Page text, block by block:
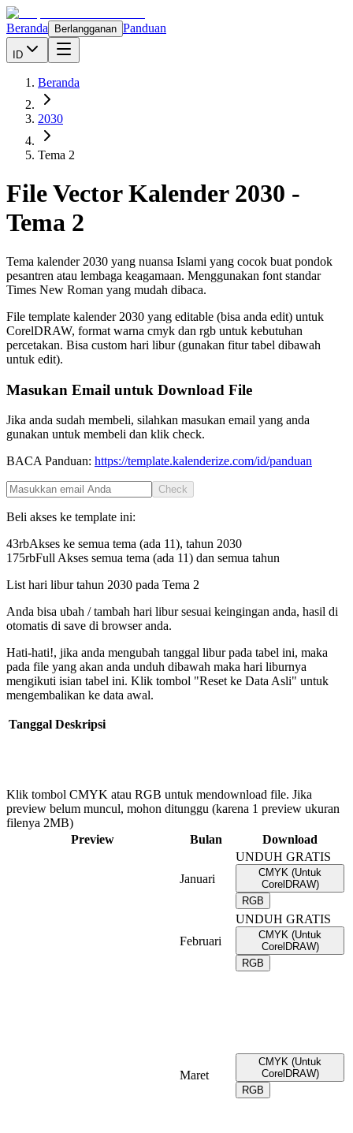
Beranda Berlangganan Panduan
ID
Beranda
2030
Tema 2
File Vector Kalender 2030 -
Tema 2
Tema kalender 2030 yang nuansa Islami yang cocok buat pondok
pesantren atau lembaga keagamaan. Menggunakan font standar
Times New Roman yang mudah dibaca.
File template kalender 2030 yang editable (bisa anda edit) untuk
CorelDRAW, format warna cmyk dan rgb untuk kebutuhan
percetakan. Bisa custom hari libur (gunakan fitur tabel dibawah
untuk edit).
Masukan Email untuk Download File
Jika anda sudah membeli, silahkan masukan email yang anda
gunakan untuk membeli dan klik check.
BACA Panduan: https://template.kalenderize.com/id/panduan
Check
Beli akses ke template ini:
43rbAkses ke semua tema (ada 11), tahun 2030
175rbFull Akses semua tema (ada 11) dan semua tahun
List hari libur tahun 2030 pada Tema 2
Anda bisa ubah / tambah hari libur sesuai keingingan anda, hasil di
otomatis di save di browser anda.
Hati-hati!, jika anda mengubah tanggal libur pada tabel ini, maka
pada file yang akan anda unduh dibawah maka hari liburnya
mengikuti isian tabel ini. Klik tombol "Reset ke Data Asli" untuk
mengembalikan ke data awal.
Tanggal Deskripsi
Klik tombol CMYK atau RGB untuk mendownload file. Jika
preview belum muncul, mohon ditunggu (karena 1 preview ukuran
filenya 2MB)
Preview
Bulan Download
Januari
UNDUH GRATIS
CMYK (Untuk
CorelDRAW)
RGB
Februari
UNDUH GRATIS
CMYK (Untuk
CorelDRAW)
RGB
Maret
CMYK (Untuk
CorelDRAW)
RGB